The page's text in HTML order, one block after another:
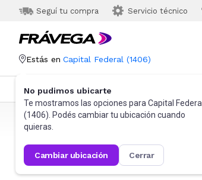
Seguí tu compra Servicio técnico
Estás en Capital Federal (1406)
No pudimos ubicarte
Te mostramos las opciones para Capital Federal
(1406). Podés cambiar tu ubicación cuando
quieras.
cambiar ubicación cerrar
Categorías Más Vendidos
Frávega Informática Accesorios de Informática